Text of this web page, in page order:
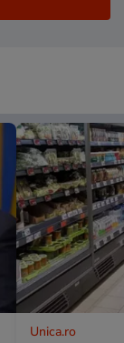
Unica.ro